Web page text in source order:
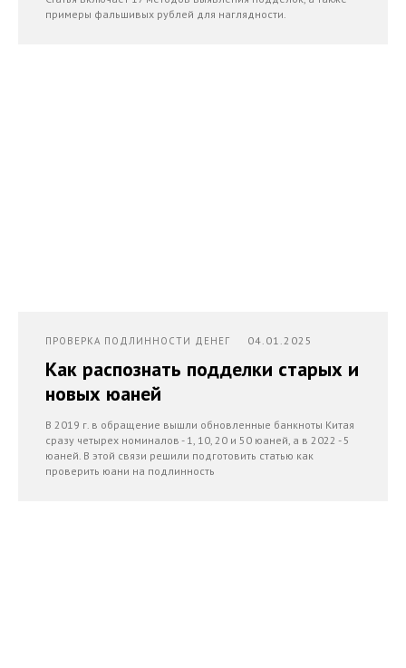
примеры фальшивых рублей для наглядности.
ПРОВЕРКА ПОДЛИННОСТИ ДЕНЕГ 04.01.2025
Как распознать подделки старых и
новых юаней
В 2019 г. в обращение вышли обновленные банкноты Китая
сразу четырех номиналов - 1, 10, 20 и 50 юаней, а в 2022 - 5
юаней. В этой связи решили подготовить статью как
проверить юани на подлинность